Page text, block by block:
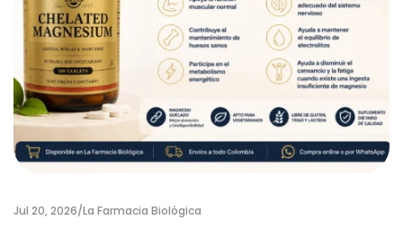
Jul 20, 2026 La Farmacia Biológica